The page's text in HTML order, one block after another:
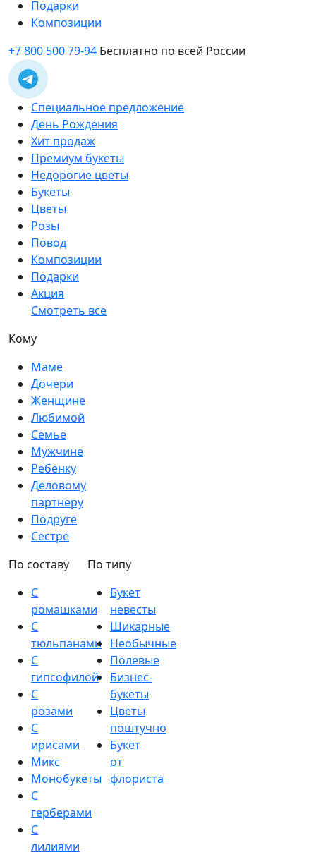
Подарки
Композиции
+7 800 500 79-94 Бесплатно по всей России
Специальное предложение
День Рождения
Хит продаж
Премиум букеты
Недорогие цветы
Букеты
Цветы
Розы
Повод
Композиции
Подарки
Акция
Смотреть все
Кому
Маме
Дочери
Женщине
Любимой
Семье
Мужчине
Ребенку
Деловому
партнеру
Подруге
Сестре
По составу
С
ромашками
С
тюльпанами
С
гипсофилой
С
розами
С
ирисами
Микс
Монобукеты
С
герберами
С
лилиями
По типу
Букет
невесты
Шикарные
Необычные
Полевые
Бизнес-
букеты
Цветы
поштучно
Букет
от
флориста